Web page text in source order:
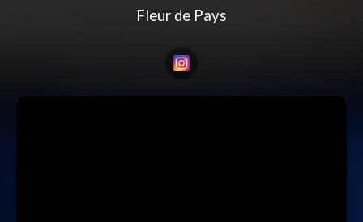
Fleur de Pays